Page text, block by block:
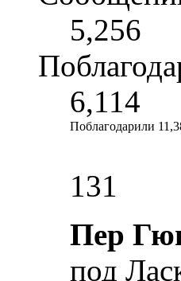
5,256
6,114
Поблагодарили
131
Пер
под